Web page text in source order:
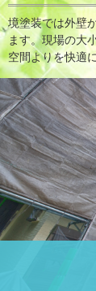
境塗装では外壁
ます。現場の大
空間よりを快適